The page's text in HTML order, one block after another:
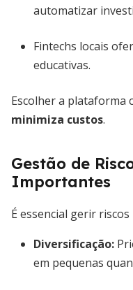
automatizar
Fintechs locais
educativas.
Escolher a plataforma
minimiza custos.
Gestão de
Importantes
É essencial gerir
Diversificação:
em pequenas